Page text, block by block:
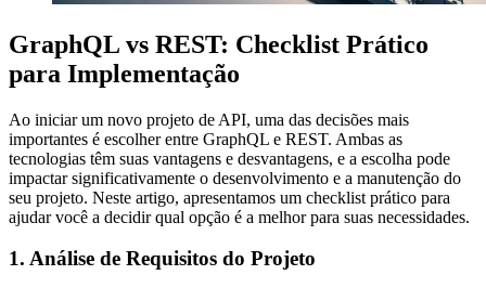
GraphQL vs REST: Checklist Prático
para Implementação
Ao iniciar um novo projeto de API, uma das decisões mais
importantes é escolher entre GraphQL e REST. Ambas as
tecnologias têm suas vantagens e desvantagens, e a escolha pode
impactar significativamente o desenvolvimento e a manutenção do
seu projeto. Neste artigo, apresentamos um checklist prático para
ajudar você a decidir qual opção é a melhor para suas necessidades.
1. Análise de Requisitos do Projeto